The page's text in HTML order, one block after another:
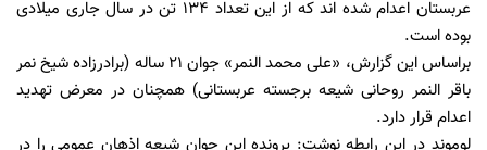
عربستان اعدام شده اند که از این تعداد 134 تن در سال جاری میلادی
بوده است.
براساس این گزارش، «علی محمد النمر» جوان 21 ساله (برادرزاده شیخ نمر
باقر النمر روحانی شیعه برجسته عربستانی) همچنان در معرض تهدید
اعدام قرار دارد.
لوموند در این رابطه نوشت: پرونده این جوان شیعه اذهان عمومی را در